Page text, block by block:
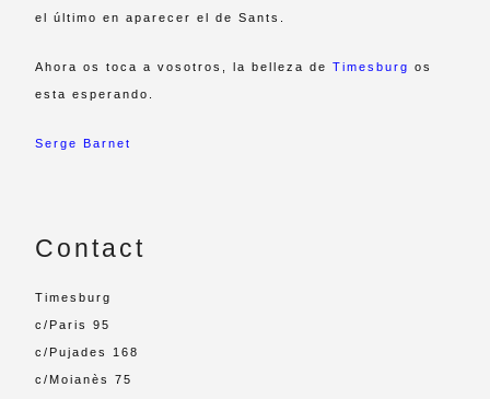
el último en aparecer el de Sants.
Ahora os toca a vosotros, la belleza deTimesburg os
esta esperando.
Serge Barnet
Contact
Timesburg
c/Paris 95
c/Pujades 168
c/Moianès 75